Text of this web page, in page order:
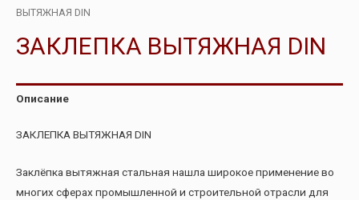
ВЫТЯЖНАЯ DIN
ЗАКЛЕПКА ВЫТЯЖНАЯ DIN
Описание
ЗАКЛЕПКА ВЫТЯЖНАЯ DIN
Заклёпка вытяжная стальная нашла широкое применение во
многих сферах промышленной и строительной отрасли для